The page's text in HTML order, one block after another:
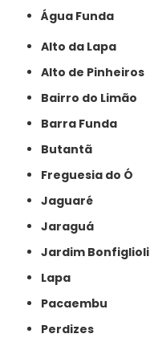
Água Funda
Alto da Lapa
Alto de Pinheiros
Bairro do Limão
Barra Funda
Butantã
Freguesia do Ó
Jaguaré
Jaraguá
Jardim Bonfiglioli
Lapa
Pacaembu
Perdizes